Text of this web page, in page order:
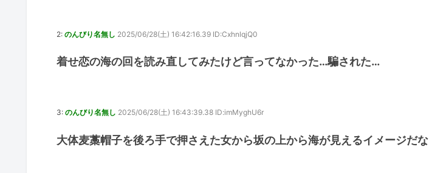
2: のんびり名無し 2025/06/28(土) 16:42:16.39 ID:CxhnlqjQ0
着せ恋の海の回を読み直してみたけど言ってなかった…騙された…
3: のんびり名無し 2025/06/28(土) 16:43:39.38 ID:imMyghU6r
大体麦藁帽子を後ろ手で押さえた女から坂の上から海が見えるイメージだな